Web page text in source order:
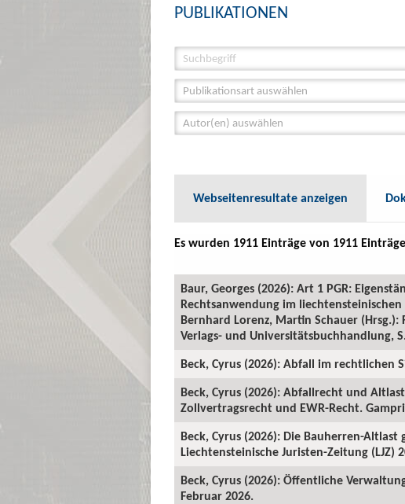
PUBLIKATIONEN
Publikationsart auswählen
Autor(en) auswählen
Webseitenresultate anzeigen
Es wurden 1911 Einträge von 1911
Baur, Georges (2026): Art 1 PGR:
Rechtsanwendung im
Bernhard Lorenz, Martin Schauer (Hrsg.):
Verlags- und Universitätsbuchhandlung,
Beck, Cyrus (2026): Abfall im rechtlichen
Beck, Cyrus (2026): Abfallrecht und
Zollvertragsrecht und EWR-Recht.
Beck, Cyrus (2026): Die Bauherren-
Liechtensteinische Juristen-Zeitung (LJZ)
Beck, Cyrus (2026): Öffentliche
Februar 2026.